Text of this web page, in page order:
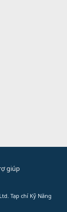
giúp
Tạp chí Kỹ Năng